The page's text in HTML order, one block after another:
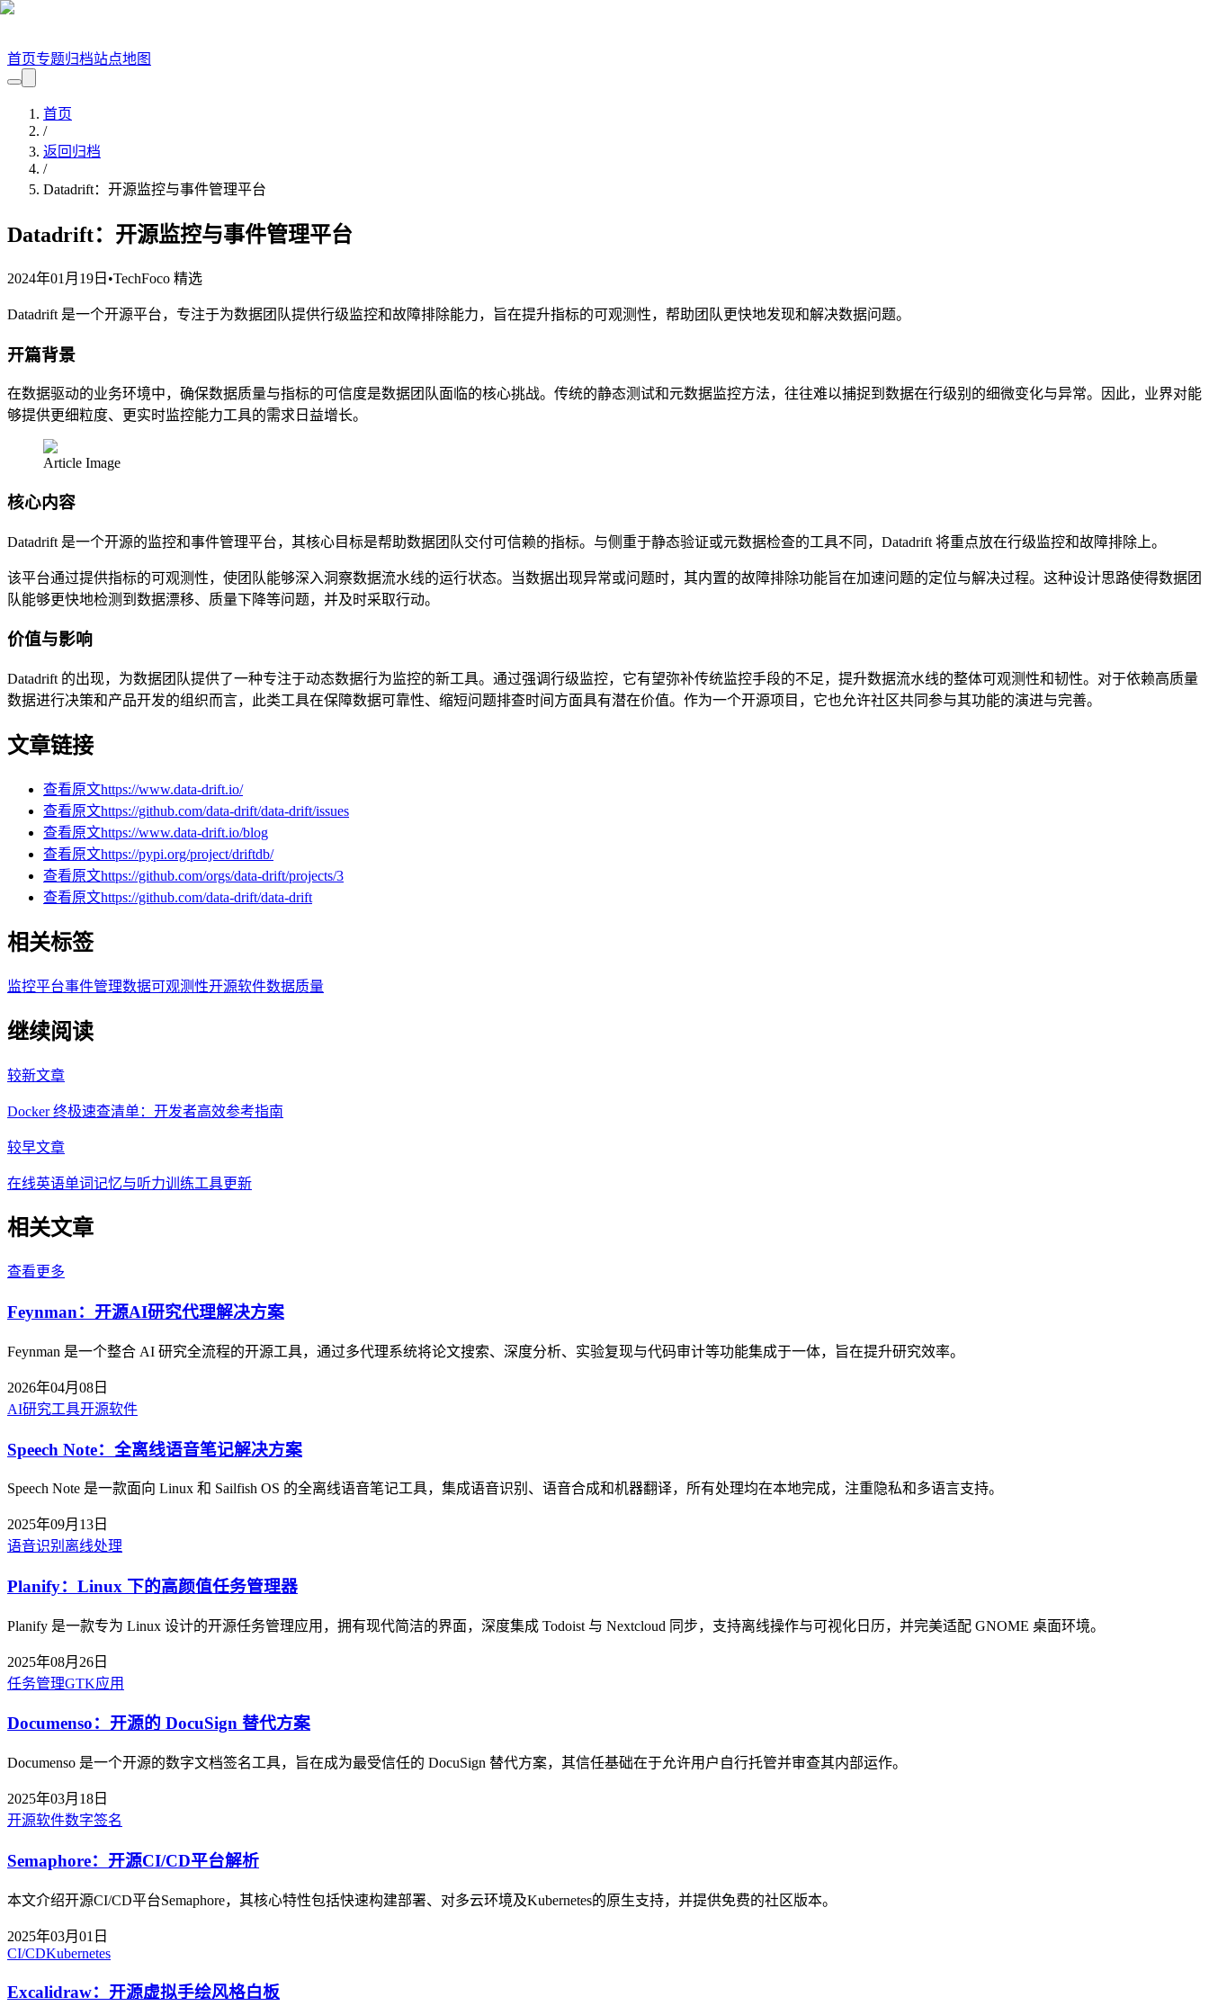
首页专题归档站点地图
首页
/
返回归档
/
Datadrift：开源监控与事件管理平台
Datadrift：开源监控与事件管理平台
2024年01月19日 •TechFoco 精选
Datadrift 是一个开源平台，专注于为数据团队提供行级监控和故障排除能力，旨在提升指标的可观测性，帮助团队更快地发现和解决数据问题。
开篇背景
在数据驱动的业务环境中，确保数据质量与指标的可信度是数据团队面临的核心挑战。传统的静态测试和元数据监控方法，往往难以捕捉到数据在行级别的细微变化与异常。因此，业界对能
够提供更细粒度、更实时监控能力工具的需求日益增长。
Article Image
核心内容
Datadrift 是一个开源的监控和事件管理平台，其核心目标是帮助数据团队交付可信赖的指标。与侧重于静态验证或元数据检查的工具不同，Datadrift 将重点放在行级监控和故障排除上。
该平台通过提供指标的可观测性，使团队能够深入洞察数据流水线的运行状态。当数据出现异常或问题时，其内置的故障排除功能旨在加速问题的定位与解决过程。这种设计思路使得数据团
队能够更快地检测到数据漂移、质量下降等问题，并及时采取行动。
价值与影响
Datadrift 的出现，为数据团队提供了一种专注于动态数据行为监控的新工具。通过强调行级监控，它有望弥补传统监控手段的不足，提升数据流水线的整体可观测性和韧性。对于依赖高质量
数据进行决策和产品开发的组织而言，此类工具在保障数据可靠性、缩短问题排查时间方面具有潜在价值。作为一个开源项目，它也允许社区共同参与其功能的演进与完善。
文章链接
查看原文https://www.data-drift.io/
查看原文https://github.com/data-drift/data-drift/issues
查看原文https://www.data-drift.io/blog
查看原文https://pypi.org/project/driftdb/
查看原文https://github.com/orgs/data-drift/projects/3
查看原文https://github.com/data-drift/data-drift
相关标签
监控平台事件管理数据可观测性开源软件数据质量
继续阅读
较新文章
Docker 终极速查清单：开发者高效参考指南
较早文章
在线英语单词记忆与听力训练工具更新
相关文章
查看更多
Feynman：开源AI研究代理解决方案
Feynman 是一个整合 AI 研究全流程的开源工具，通过多代理系统将论文搜索、深度分析、实验复现与代码审计等功能集成于一体，旨在提升研究效率。
2026年04月08日
AI研究工具开源软件
Speech Note：全离线语音笔记解决方案
Speech Note 是一款面向 Linux 和 Sailfish OS 的全离线语音笔记工具，集成语音识别、语音合成和机器翻译，所有处理均在本地完成，注重隐私和多语言支持。
2025年09月13日
语音识别 离线处理
Planify：Linux 下的高颜值任务管理器
Planify 是一款专为 Linux 设计的开源任务管理应用，拥有现代简洁的界面，深度集成 Todoist 与 Nextcloud 同步，支持离线操作与可视化日历，并完美适配 GNOME 桌面环境。
2025年08月26日
任务管理GTK应用
Documenso：开源的 DocuSign 替代方案
Documenso 是一个开源的数字文档签名工具，旨在成为最受信任的 DocuSign 替代方案，其信任基础在于允许用户自行托管并审查其内部运作。
2025年03月18日
开源软件数字签名
Semaphore：开源CI/CD平台解析
本文介绍开源CI/CD平台Semaphore，其核心特性包括快速构建部署、对多云环境及Kubernetes的原生支持，并提供免费的社区版本。
2025年03月01日
CI/CDKubernetes
Excalidraw：开源虚拟手绘风格白板